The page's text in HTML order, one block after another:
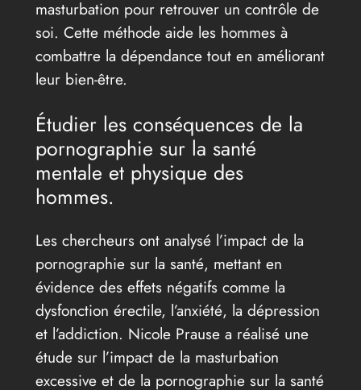
masturbation pour retrouver un contrôle de
soi. Cette méthode aide les hommes à
combattre la dépendance tout en améliorant
leur bien-être.
Étudier les conséquences de la
pornographie sur la santé
mentale et physique des
hommes.
Les chercheurs ont analysé l’impact de la
pornographie sur la santé, mettant en
évidence des effets négatifs comme la
dysfonction érectile, l’anxiété, la dépression
et l’addiction. Nicole Prause a réalisé une
étude sur l’impact de la masturbation
excessive et de la pornographie sur la santé